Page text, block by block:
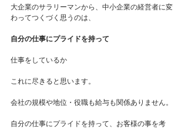
大企業のサラリーマンから、中小企業の経営者に変
わってつくづく思うのは、
自分の仕事にプライドを持って
仕事をしているか
これに尽きると思います。
会社の規模や地位・役職も給与も関係ありません。
自分の仕事にプライドを持って、お客様の事を考